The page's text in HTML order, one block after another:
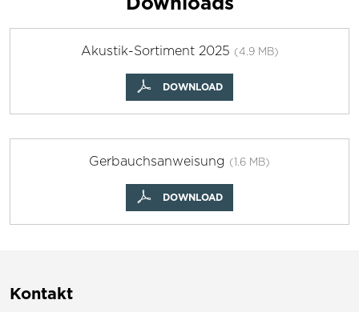
Akustik-Sortiment 2025 (4.9 MB)
DOWNLOAD
Gerbauchsanweisung (1.6 MB)
DOWNLOAD
Kontakt